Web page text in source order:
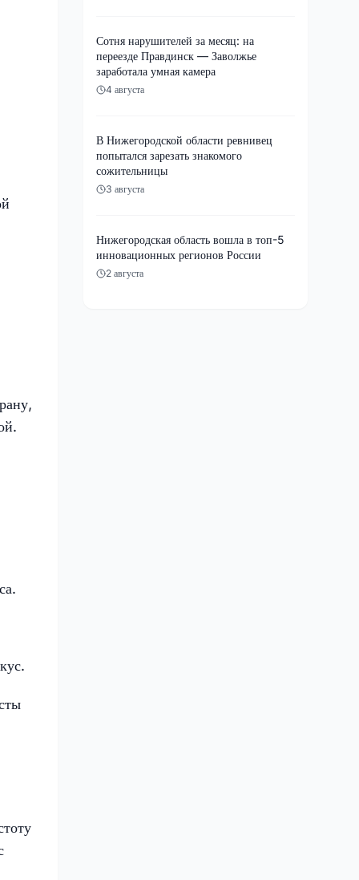
Сотня нарушителей за месяц: на
переезде Правдинск — Заволжье
заработала умная камера
4 августа
В Нижегородской области ревнивец
попытался зарезать знакомого
сожительницы
3 августа
Нижегородская область вошла в топ-5
инновационных регионов России
2 августа